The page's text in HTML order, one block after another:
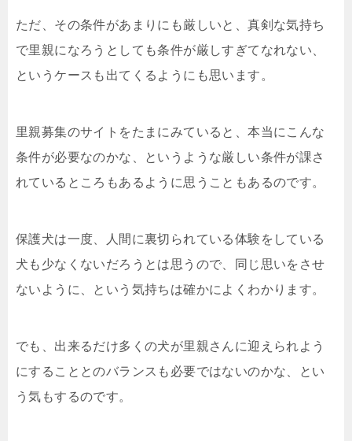
ただ、その条件があまりにも厳しいと、真剣な気持ち
で里親になろうとしても条件が厳しすぎてなれない、
というケースも出てくるようにも思います。
里親募集のサイトをたまにみていると、本当にこんな
条件が必要なのかな、というような厳しい条件が課さ
れているところもあるように思うこともあるのです。
保護犬は一度、人間に裏切られている体験をしている
犬も少なくないだろうとは思うので、同じ思いをさせ
ないように、という気持ちは確かによくわかります。
でも、出来るだけ多くの犬が里親さんに迎えられよう
にすることとのバランスも必要ではないのかな、とい
う気もするのです。